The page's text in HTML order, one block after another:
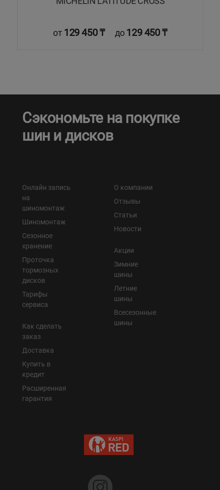
от129 450 ₸ до129 450 ₸
Сэкономьте на покупке
шин и дисков
Онлайн запись
на
шиномонтаж
Шиномонтаж
Сезонное
хранение
Проточка
тормозных
дисков
Тарифы
сервиса
Как сделать
заказ
Доставка
Купить в
кредит
Расширенная
гарантия
О компании
Отзывы
Статьи
Новости
Акции
Зимние
шины
Летние
шины
Всесезонные
шины